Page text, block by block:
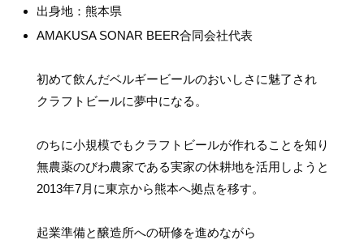
出身地：熊本県
AMAKUSA SONAR BEER合同会社代表
初めて飲んだベルギービールのおいしさに魅了され
クラフトビールに夢中になる。
のちに小規模でもクラフトビールが作れることを知り
無農薬のびわ農家である実家の休耕地を活用しようと
2013年7月に東京から熊本へ拠点を移す。
起業準備と醸造所への研修を進めながら